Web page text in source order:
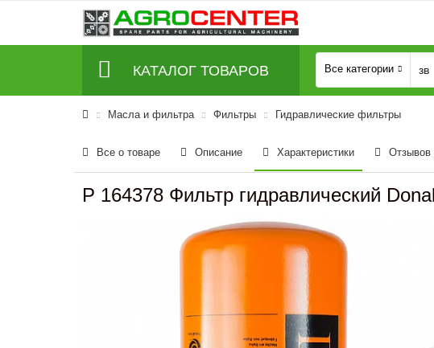
КАТАЛОГ ТОВАРОВ Все категории
Масла и фильтра Фильтры Гидравлические фильтры
Все о товаре Описание Характеристики Отзывов
P 164378 Фильтр гидравлический